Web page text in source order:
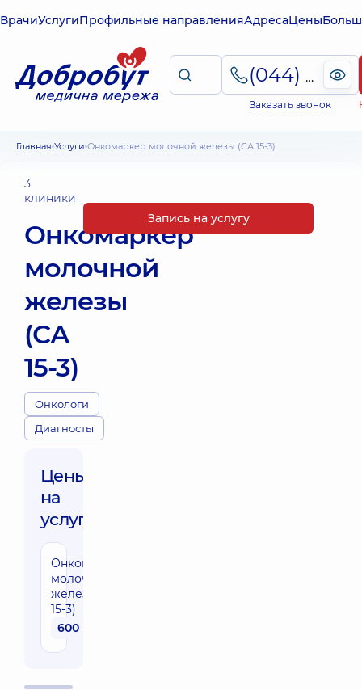
ВрачиУслугиПрофильные направленияАдресаЦены
(044) 495-2-888
Заказать звонок
Главная Услуги Онкомаркер молочной железы (СА 15-3)
3
клиники
Онкомаркер
молочной
железы
(СА
15-3)
Онкологи
Диагносты
Цены
на
услуги:
Онкомаркер
молочной
железы (СА
15-3)
600 грн
Запись на услугу